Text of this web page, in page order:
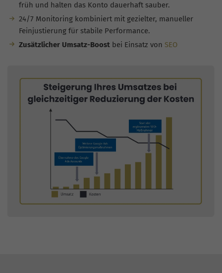
früh und halten das Konto dauerhaft sauber.
24/7 Monitoring kombiniert mit gezielter, manueller
Feinjustierung für stabile Performance.
Zusätzlicher Umsatz-Boostbei Einsatz von SEO